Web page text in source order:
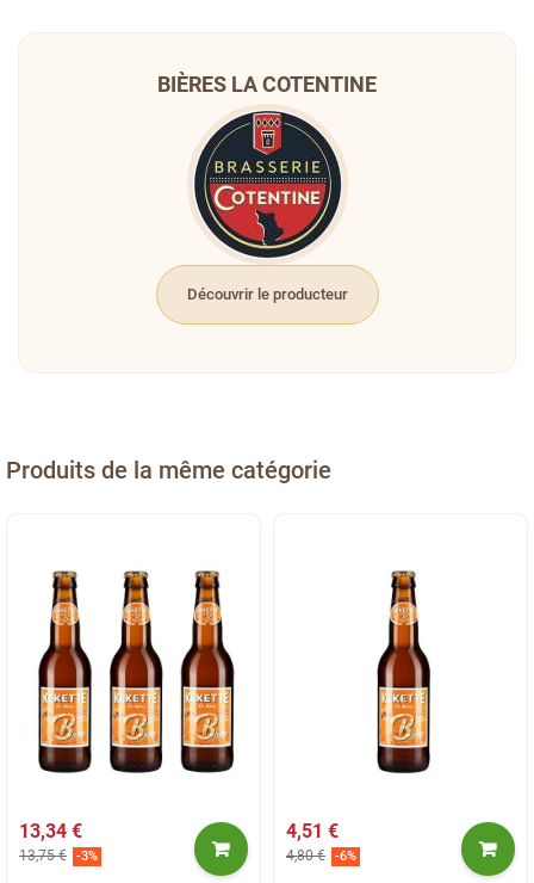
BIÈRES LA COTENTINE
Découvrir le producteur
Produits de la même catégorie
13,34 €
13,75 € -3%
4,51 €
4,80 € -6%